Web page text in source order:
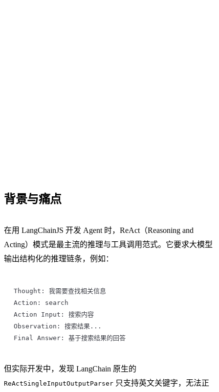
背景与痛点
在用 LangChainJS 开发 Agent 时，ReAct（Reasoning and
Acting）模式是最主流的推理与工具调用范式。它要求大模型
输出结构化的推理链条，例如：
Thought: 我需要查找相关信息
Action: search
Action Input: 搜索内容
Observation: 搜索结果...
Final Answer: 基于搜索结果的回答
但实际开发中，发现 LangChain 原生的
ReActSingleInputOutputParser 只支持英文关键字，无法正